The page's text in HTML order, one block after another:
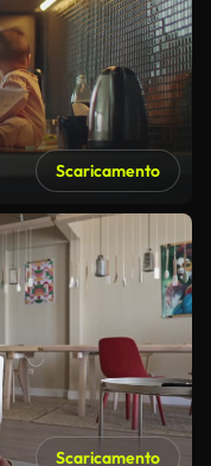
Scaricamento
Scaricamento